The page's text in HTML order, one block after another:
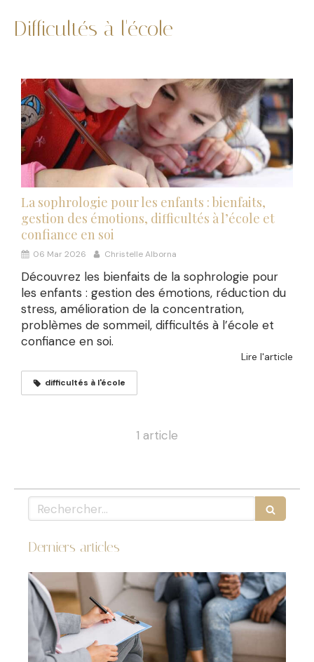
Difficultés à l'école
La sophrologie pour les enfants : bienfaits,
gestion des émotions, difficultés à l’école et
confiance en soi
06 Mar 2026 Christelle Alborna
Découvrez les bienfaits de la sophrologie pour
les enfants : gestion des émotions, réduction du
stress, amélioration de la concentration,
problèmes de sommeil, difficultés à l’école et
confiance en soi.
Lire l'article
difficultés à l'école
1 article
Rechercher
Derniers articles